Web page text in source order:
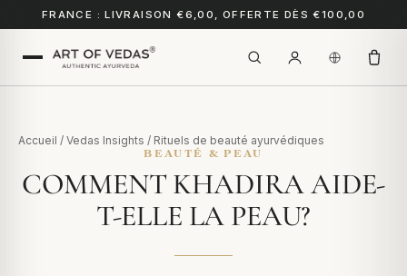
FRANCE : LIVRAISON €6,00, OFFERTE DÈS €100,00
Accueil / Vedas Insights / Rituels de beauté ayurvédiques
BEAUTÉ & PEAU
COMMENT KHADIRA AIDE-
T-ELLE LA PEAU?